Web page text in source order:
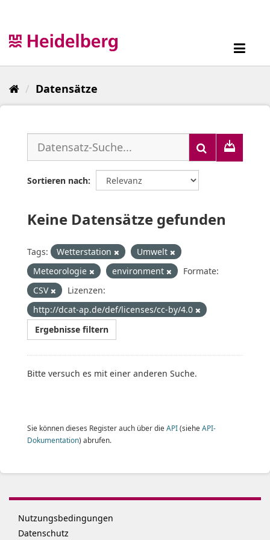
Datensätze
Sortieren nach
Keine Datensätze gefunden
Tags: Wetterstation
Umwelt
Meteorologie
environment
Formate:
CSV
Lizenzen:
http://dcat-ap.de/def/licenses/cc-by/4.0
Ergebnisse filtern
Bitte versuch es mit einer anderen Suche.
Sie können dieses Register auch über die API(siehe API-
Dokumentation) abrufen.
Nutzungsbedingungen
Datenschutz